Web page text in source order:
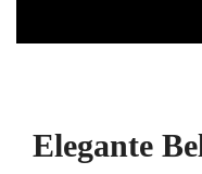
Elegante